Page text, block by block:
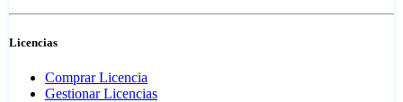
Licencias
Comprar Licencia
Gestionar Licencias